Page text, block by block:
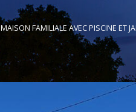
MAISON FAMILIALE AVEC PISCINE ET